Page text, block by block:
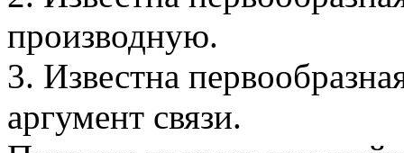
производную.
3. Известна
аргумент связи.